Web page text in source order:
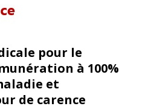
pour le
à 100%
et
de carence